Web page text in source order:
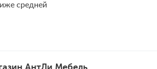
средней
АнтЛи Мебель